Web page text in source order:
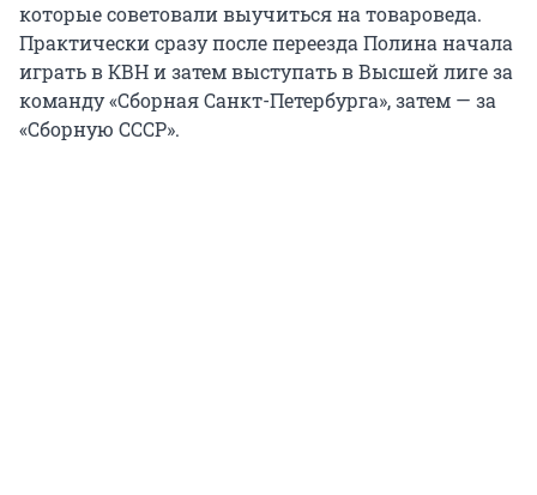
которые советовали выучиться на товароведа.
Практически сразу после переезда Полина начала
играть в КВН и затем выступать в Высшей лиге за
команду «Сборная Санкт-Петербурга», затем — за
«Сборную СССР».